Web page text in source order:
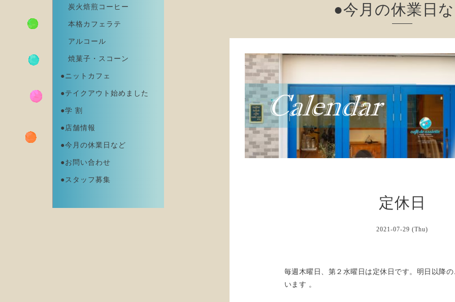
炭火焙煎コーヒー
本格カフェラテ
アルコール
焼菓子・スコーン
●ニットカフェ
●テイクアウト始めました
●学 割
●店舗情報
●今月の休業日など
●お問い合わせ
●スタッフ募集
●今月の休業日
定休日
2021-07-29 (Thu)
毎週木曜日、第２水曜日は定休日です。明日以降
います 。